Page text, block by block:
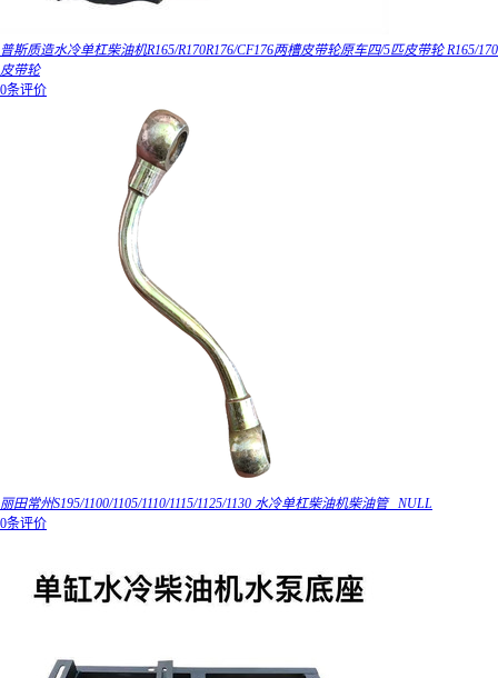
普斯质造水冷单杠柴油机R165/R170R176/CF176两槽皮带轮原车四/5匹皮带轮 R165/170
皮带轮
0条评价
丽田常州S195/1100/1105/1110/1115/1125/1130 水冷单杠柴油机柴油管 _NULL
0条评价